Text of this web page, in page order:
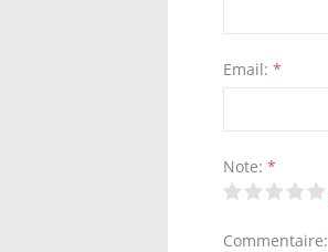
Email: *
Note: *
Commentaire: